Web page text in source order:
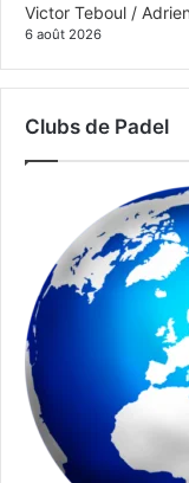
Victor Teboul /
6 août 2026
Clubs de Padel